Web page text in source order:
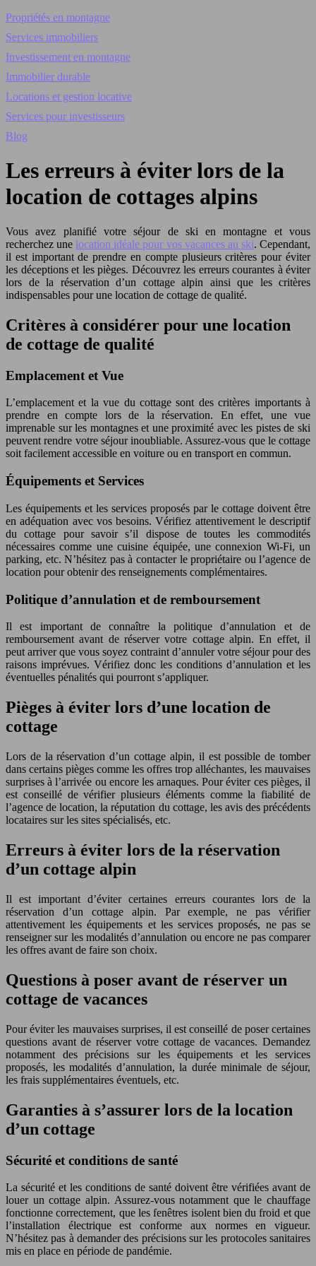
Propriétés en montagne
Services immobiliers
Investissement en montagne
Immobilier durable
Locations et gestion locative
Services pour investisseurs
Blog
Les erreurs à éviter lors de la
location de cottages alpins
Vous avez planifié votre séjour de ski en montagne et vous
recherchez une location idéale pour vos vacances au ski. Cependant,
il est important de prendre en compte plusieurs critères pour éviter
les déceptions et les pièges. Découvrez les erreurs courantes à éviter
lors de la réservation d’un cottage alpin ainsi que les critères
indispensables pour une location de cottage de qualité.
Critères à considérer pour une location
de cottage de qualité
Emplacement et Vue
L’emplacement et la vue du cottage sont des critères importants à
prendre en compte lors de la réservation. En effet, une vue
imprenable sur les montagnes et une proximité avec les pistes de ski
peuvent rendre votre séjour inoubliable. Assurez-vous que le cottage
soit facilement accessible en voiture ou en transport en commun.
Équipements et Services
Les équipements et les services proposés par le cottage doivent être
en adéquation avec vos besoins. Vérifiez attentivement le descriptif
du cottage pour savoir s’il dispose de toutes les commodités
nécessaires comme une cuisine équipée, une connexion Wi-Fi, un
parking, etc. N’hésitez pas à contacter le propriétaire ou l’agence de
location pour obtenir des renseignements complémentaires.
Politique d’annulation et de remboursement
Il est important de connaître la politique d’annulation et de
remboursement avant de réserver votre cottage alpin. En effet, il
peut arriver que vous soyez contraint d’annuler votre séjour pour des
raisons imprévues. Vérifiez donc les conditions d’annulation et les
éventuelles pénalités qui pourront s’appliquer.
Pièges à éviter lors d’une location de
cottage
Lors de la réservation d’un cottage alpin, il est possible de tomber
dans certains pièges comme les offres trop alléchantes, les mauvaises
surprises à l’arrivée ou encore les arnaques. Pour éviter ces pièges, il
est conseillé de vérifier plusieurs éléments comme la fiabilité de
l’agence de location, la réputation du cottage, les avis des précédents
locataires sur les sites spécialisés, etc.
Erreurs à éviter lors de la réservation
d’un cottage alpin
Il est important d’éviter certaines erreurs courantes lors de la
réservation d’un cottage alpin. Par exemple, ne pas vérifier
attentivement les équipements et les services proposés, ne pas se
renseigner sur les modalités d’annulation ou encore ne pas comparer
les offres avant de faire son choix.
Questions à poser avant de réserver un
cottage de vacances
Pour éviter les mauvaises surprises, il est conseillé de poser certaines
questions avant de réserver votre cottage de vacances. Demandez
notamment des précisions sur les équipements et les services
proposés, les modalités d’annulation, la durée minimale de séjour,
les frais supplémentaires éventuels, etc.
Garanties à s’assurer lors de la location
d’un cottage
Sécurité et conditions de santé
La sécurité et les conditions de santé doivent être vérifiées avant de
louer un cottage alpin. Assurez-vous notamment que le chauffage
fonctionne correctement, que les fenêtres isolent bien du froid et que
l’installation électrique est conforme aux normes en vigueur.
N’hésitez pas à demander des précisions sur les protocoles sanitaires
mis en place en période de pandémie.